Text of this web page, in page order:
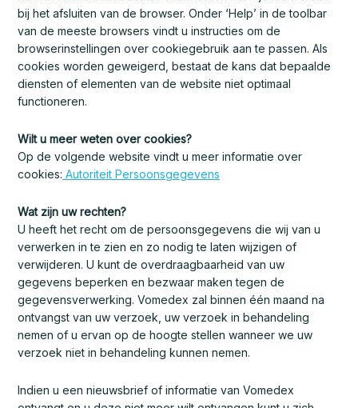
bij het afsluiten van de browser. Onder ‘Help’ in de toolbar
van de meeste browsers vindt u instructies om de
browserinstellingen over cookiegebruik aan te passen. Als
cookies worden geweigerd, bestaat de kans dat bepaalde
diensten of elementen van de website niet optimaal
functioneren.
Wilt u meer weten over cookies?
Op de volgende website vindt u meer informatie over
cookies: Autoriteit Persoonsgegevens
Wat zijn uw rechten?
U heeft het recht om de persoonsgegevens die wij van u
verwerken in te zien en zo nodig te laten wijzigen of
verwijderen. U kunt de overdraagbaarheid van uw
gegevens beperken en bezwaar maken tegen de
gegevensverwerking. Vomedex zal binnen één maand na
ontvangst van uw verzoek, uw verzoek in behandeling
nemen of u ervan op de hoogte stellen wanneer we uw
verzoek niet in behandeling kunnen nemen.
Indien u een nieuwsbrief of informatie van Vomedex